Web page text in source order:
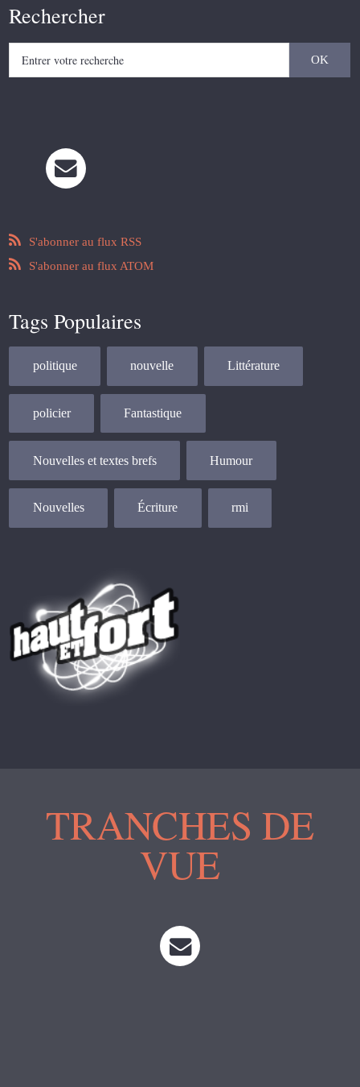
Rechercher
S'abonner au flux RSS
S'abonner au flux ATOM
Tags Populaires
politique nouvelle Littérature
policier Fantastique
Nouvelles et textes brefs Humour
Nouvelles Écriture rmi
TRANCHES DE
VUE